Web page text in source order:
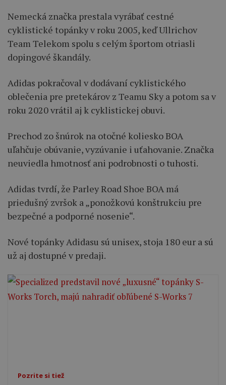
Nemecká značka prestala vyrábať cestné
cyklistické topánky v roku 2005, keď Ullrichov
Team Telekom spolu s celým športom otriasli
dopingové škandály.
Adidas pokračoval v dodávaní cyklistického
oblečenia pre pretekárov z Teamu Sky a potom sa v
roku 2020 vrátil aj k cyklistickej obuvi.
Prechod zo šnúrok na otočné koliesko BOA
uľahčuje obúvanie, vyzúvanie i uťahovanie. Značka
neuviedla hmotnosť ani podrobnosti o tuhosti.
Adidas tvrdí, že Parley Road Shoe BOA má
priedušný zvršok a „ponožkovú konštrukciu pre
bezpečné a podporné nosenie“.
Nové topánky Adidasu sú unisex, stoja 180 eur a sú
už aj dostupné v predaji.
Pozrite si tiež